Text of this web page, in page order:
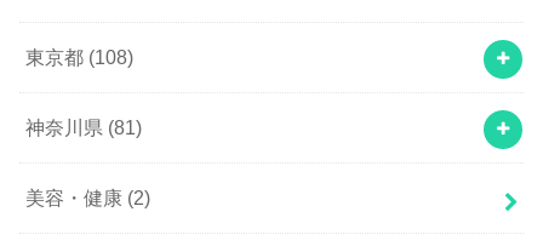
東京都 (108)
神奈川県 (81)
美容・健康 (2)